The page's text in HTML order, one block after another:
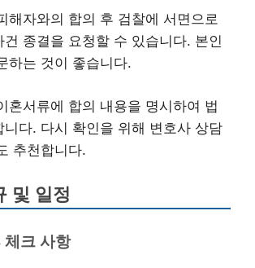
해자와의 합의 후 검찰에 서면으로
건 종결을 요청할 수 있습니다. 본인
하는 것이 좋습니다.
혼서류에 합의 내용을 명시하여 법
니다. 다시 확인을 위해 변호사 상담
추천합니다.
및 일정
체크 사항